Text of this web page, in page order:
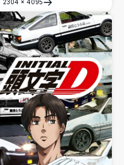
นตา ไฟหน้าที่ส่องสว่าง ใบไม้ปลิวว่อน และ
ลป์สไตล์มังงะ ร่วมกันสร้างฉากแข่งรถบน
ดเข้มข้น เหมาะสำหรับใช้เป็นพื้นหลังทั้งบน
และเดสก์ท็อป
2304 × 4095